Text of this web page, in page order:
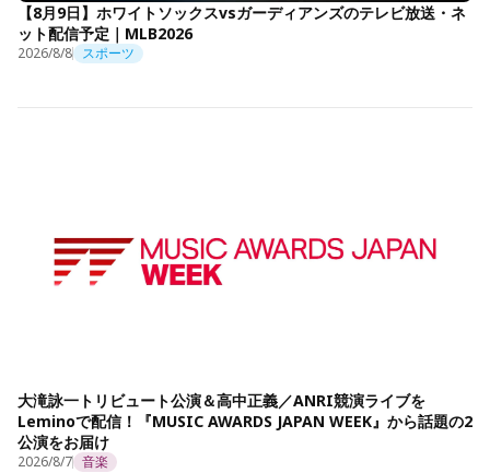
【8月9日】ホワイトソックスvsガーディアンズのテレビ放送・ネ
ット配信予定｜MLB2026
2026/8/8 スポーツ
大滝詠一トリビュート公演＆高中正義／ANRI競演ライブを
Leminoで配信！『MUSIC AWARDS JAPAN WEEK』から話題の2
公演をお届け
2026/8/7 音楽